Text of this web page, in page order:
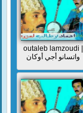
outaleb lamzoudi |
واتسانو أجي أوكان